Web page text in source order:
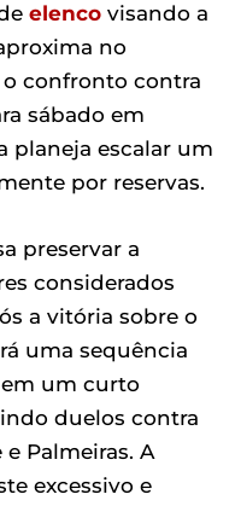
elenco visando a
no
o confronto contra
sábado em
planeja escalar um
por reservas.
preservar a
considerados
a vitória sobre o
uma sequência
um curto
duelos contra
Palmeiras. A
excessivo e